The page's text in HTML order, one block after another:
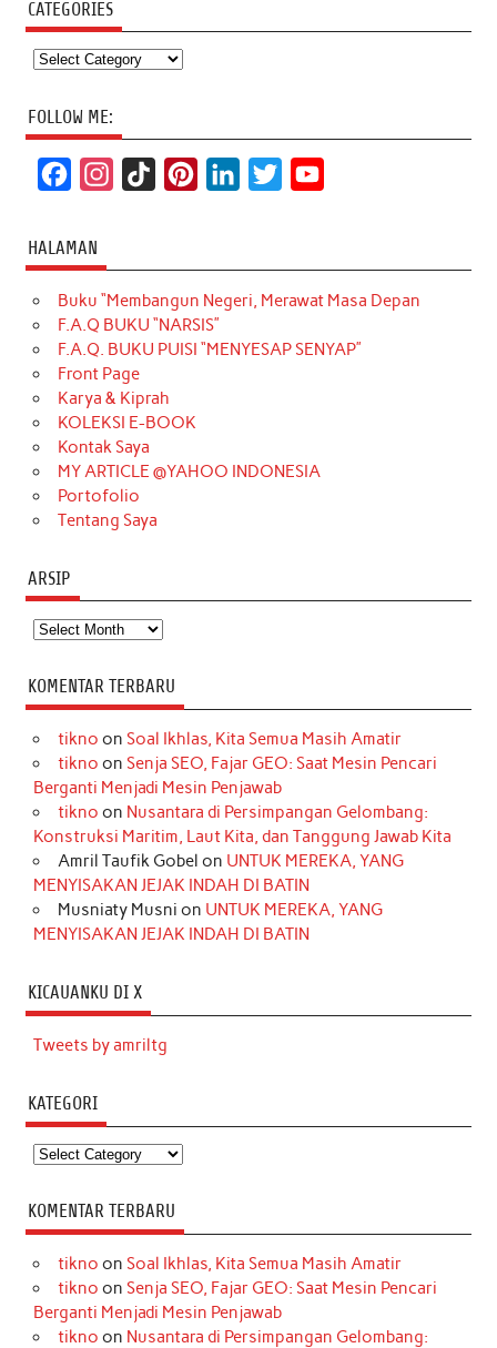
CATEGORIES
Categories
FOLLOW ME:
c
e
b
o
o
k
t
a
g
r
a
m
T
o
k
t
e
r
k
e
d
t
t
e
T
u
b
HALAMAN
Buku “Membangun Negeri, Merawat Masa Depan
F.A.Q BUKU “NARSIS”
F.A.Q. BUKU PUISI “MENYESAP SENYAP”
Front Page
Karya & Kiprah
KOLEKSI E-BOOK
Kontak Saya
MY ARTICLE @YAHOO INDONESIA
Portofolio
Tentang Saya
ARSIP
Arsip
KOMENTAR TERBARU
tikno on Soal Ikhlas, Kita Semua Masih Amatir
tikno on Senja SEO, Fajar GEO: Saat Mesin Pencari
Berganti Menjadi Mesin Penjawab
tikno on Nusantara di Persimpangan Gelombang:
Konstruksi Maritim, Laut Kita, dan Tanggung Jawab Kita
Amril Taufik Gobel on UNTUK MEREKA, YANG
MENYISAKAN JEJAK INDAH DI BATIN
Musniaty Musni on UNTUK MEREKA, YANG
MENYISAKAN JEJAK INDAH DI BATIN
KICAUANKU DI X
Tweets by amriltg
KATEGORI
Kategori
KOMENTAR TERBARU
tikno on Soal Ikhlas, Kita Semua Masih Amatir
tikno on Senja SEO, Fajar GEO: Saat Mesin Pencari
Berganti Menjadi Mesin Penjawab
tikno on Nusantara di Persimpangan Gelombang: